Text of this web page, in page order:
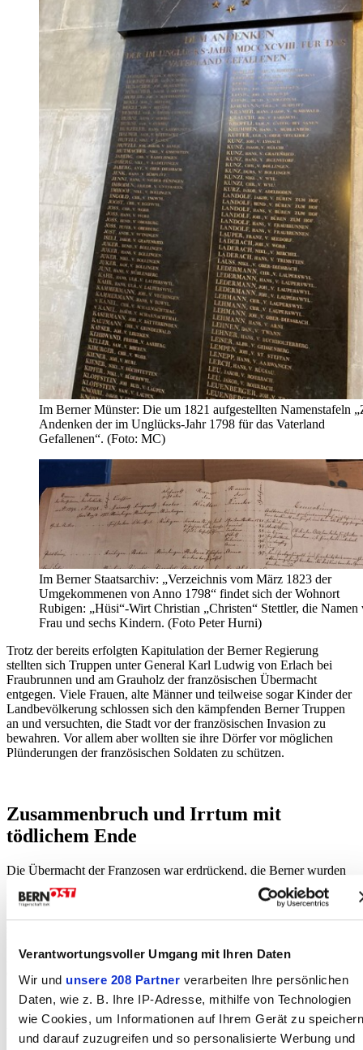
Verantwortungsvoller Umgang mit Ihren Daten
Wir und unsere 208 Partner verarbeiten Ihre persönlichen
Daten, wie z. B. Ihre IP-Adresse, mithilfe von Technologien
wie Cookies, um Informationen auf Ihrem Gerät zu speichern
und darauf zuzugreifen und so personalisierte Werbung und
Im Berner Münster: Die um 1821 aufgestellten Namenstafeln
Andenken der im Unglücks-Jahr 1798 für das Vaterland
Gefallenen“. (Foto: MC)
Im Berner Staatsarchiv: „Verzeichnis vom März 1823 der
Umgekommenen von Anno 1798“ findet sich der Wohnort
Rubigen: „Hüsi“-Wirt Christian „Christen“ Stettler, die Namen
Frau und sechs Kindern. (Foto Peter Hurni)
Trotz der bereits erfolgten Kapitulation der Berner Regierung
stellten sich Truppen unter General Karl Ludwig von Erlach bei
Fraubrunnen und am Grauholz der französischen Übermacht
entgegen. Viele Frauen, alte Männer und teilweise sogar Kinder der
Landbevölkerung schlossen sich den kämpfenden Berner Truppen
an und versuchten, die Stadt vor der französischen Invasion zu
bewahren. Vor allem aber wollten sie ihre Dörfer vor möglichen
Plünderungen der französischen Soldaten zu schützen.
Zusammenbruch und Irrtum mit
tödlichem Ende
Die Übermacht der Franzosen war erdrückend, die Berner wurden
in Fraubrunnen und am Grauholz geschlagen. Von Erlach nahm die
Reste seiner Armee zurück und versuchte erfolglos, sich auf der
Auf dem Rückzug wurde von Erlach in Wichtrach von Bauern
erschlagen, die ihn fälschlich für einen Verräter hielten.
Unklare Opferzahlen und Massengräber